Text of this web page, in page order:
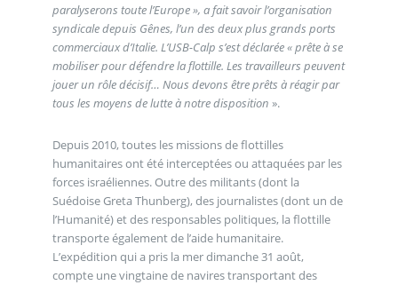
paralyserons toute l’Europe », a fait savoir l’organisation
syndicale depuis Gênes, l’un des deux plus grands ports
commerciaux d’Italie. L’USB-Calp s’est déclarée « prête à se
mobiliser pour défendre la flottille. Les travailleurs peuvent
jouer un rôle décisif… Nous devons être prêts à réagir par
tous les moyens de lutte à notre disposition ».
Depuis 2010, toutes les missions de flottilles
humanitaires ont été interceptées ou attaquées par les
forces israéliennes. Outre des militants (dont la
Suédoise Greta Thunberg), des journalistes (dont un de
l’Humanité) et des responsables politiques, la flottille
transporte également de l’aide humanitaire.
L’expédition qui a pris la mer dimanche 31 août,
compte une vingtaine de navires transportant des